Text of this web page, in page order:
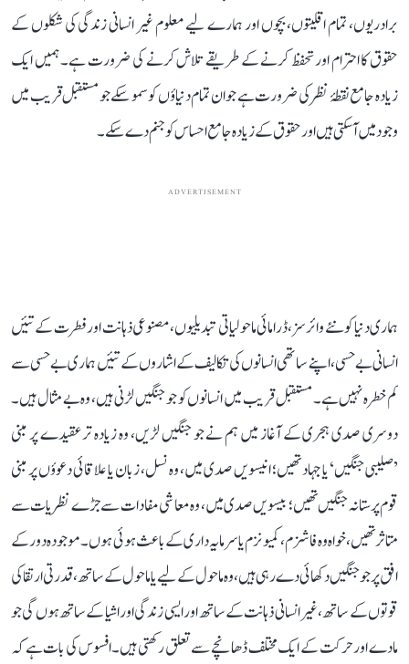
برادریوں، تمام اقلیتوں، بچوں اور ہمارے لیے معلوم غیر انسانی زندگی کی شکلوں کے
حقوق کا احترام اور تحفظ کرنے کے طریقے تلاش کرنے کی ضرورت ہے۔ ہمیں ایک
زیادہ جامع نقطۂ نظر کی ضرورت ہے جو ان تمام دنیاؤں کو سمو سکے جو مستقبل قریب میں
وجود میں آ سکتی ہیں اور حقوق کے زیادہ جامع احساس کو جنم دے سکے۔
ADVERTISEMENT
ہماری دنیا کو نئے وائرسز، ڈرامائی ماحولیاتی تبدیلیوں، مصنوعی ذہانت اور فطرت کے تئیں
انسانی بے حسی، اپنے ساتھی انسانوں کی تکالیف کے اشاروں کے تئیں ہماری بے حسی سے
کم خطرہ نہیں ہے۔ مستقبل قریب میں انسانوں کو جو جنگیں لڑنی ہیں، وہ بے مثال ہیں۔
دوسری صدی ہجری کے آغاز میں ہم نے جو جنگیں لڑیں، وہ زیادہ تر عقیدے پر مبنی
’صلیبی جنگیں‘ یا جہاد تھیں؛ انیسویں صدی میں، وہ نسل، زبان یا علاقائی دعوؤں پر مبنی
قوم پرستانہ جنگیں تھیں؛ بیسویں صدی میں، وہ معاشی مفادات سے جڑے نظریات سے
متاثر تھیں، خواہ وہ فاشزم، کمیونزم یا سرمایہ داری کے باعث ہوئی ہوں۔ موجودہ دور کے
افق پر جو جنگیں دکھائی دے رہی ہیں، وہ ماحول کے لیے یا ماحول کے ساتھ، قدرتی ارتقا کی
قوتوں کے ساتھ، غیر انسانی ذہانت کے ساتھ اور ایسی زندگی اور اشیا کے ساتھ ہوں گی جو
مادے اور حرکت کے ایک مختلف ڈھانچے سے تعلق رکھتی ہیں۔ افسوس کی بات ہے کہ